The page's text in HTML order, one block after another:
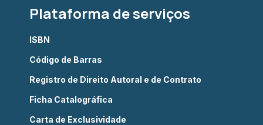
Plataforma de serviços
ISBN
Código de Barras
Registro de Direito Autoral e de Contrato
Ficha Catalográfica
Carta de Exclusividade